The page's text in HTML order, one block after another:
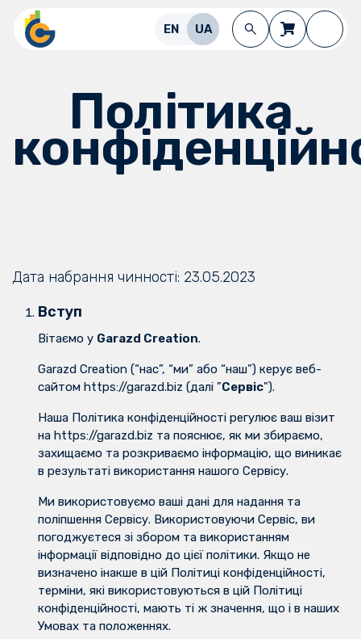
Перейти до змісту
EN UA
Політика
Дата набрання чинності: 23.05.2023
Вступ
Вітаємо у Garazd Creation.
Garazd Creation (“нас”, “ми” або “наш”) керує веб-
сайтом https://garazd.biz (далі "Сервіс").
Наша Політика конфіденційності регулює ваш візит
на https://garazd.biz та пояснює, як ми збираємо,
захищаємо та розкриваємо інформацію, що виникає
в результаті використання нашого Сервісу.
Ми використовуємо ваші дані для надання та
поліпшення Сервісу. Використовуючи Сервіс, ви
погоджуєтеся зі збором та використанням
інформації відповідно до цієї політики. Якщо не
визначено інакше в цій Політиці конфіденційності,
терміни, які використовуються в цій Політиці
конфіденційності, мають ті ж значення, що і в наших
Умовах та положеннях.